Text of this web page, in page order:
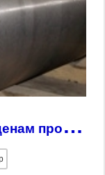
П
редлагаем по выгодным ценам продукцию из титана.